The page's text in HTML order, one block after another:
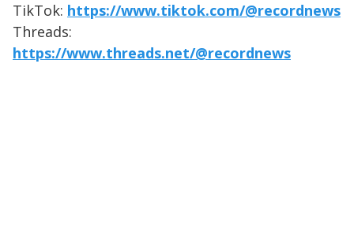
TikTok: https://www.tiktok.com/@recordnews
Threads:
https://www.threads.net/@recordnews